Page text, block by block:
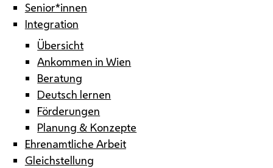
Senior*innen
Integration
Übersicht
Ankommen in Wien
Beratung
Deutsch lernen
Förderungen
Planung & Konzepte
Ehrenamtliche Arbeit
Gleichstellung